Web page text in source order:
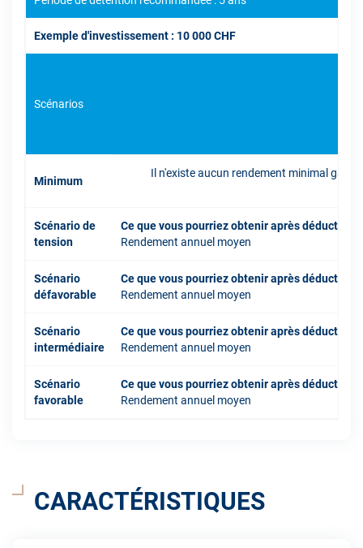
Exemple d'investissement : 10 000 CHF
Scénarios
Minimum
Il n'existe aucun rendement minimal
Scénario de
tension
Ce que vous pourriez obtenir après déduction
Rendement annuel moyen
Scénario
défavorable
Ce que vous pourriez obtenir après déduction
Rendement annuel moyen
Scénario
intermédiaire
Ce que vous pourriez obtenir après déduction
Rendement annuel moyen
Scénario
favorable
Ce que vous pourriez obtenir après déduction
Rendement annuel moyen
CARACTÉRISTIQUES